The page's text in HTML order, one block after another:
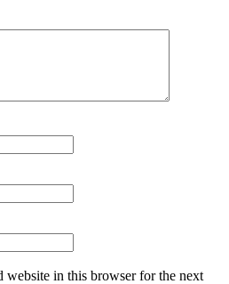
website in this browser for the next